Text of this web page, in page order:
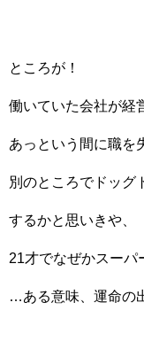
ところが！
働いていた会社が経
あっという間に職を
別のところでドッグ
するかと思いきや、
21才でなぜかスーパ
…ある意味、運命の